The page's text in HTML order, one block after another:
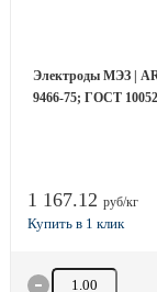
Электроды МЭЗ |
9466-75; ГОСТ
1 167.12 руб/кг
Количество товара